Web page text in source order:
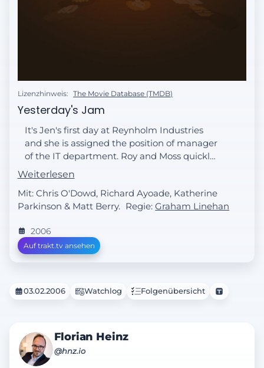
Lizenzhinweis: The Movie Database (TMDB)
Yesterday's Jam
It's Jen's first day at Reynholm Industries
and she is assigned the position of manager
of the IT department. Roy and Moss quickly
find out that she has absolutely no
knowledge of computers whatsoever.
Weiterlesen
Mit: Chris O'Dowd, Richard Ayoade, Katherine
Parkinson & Matt Berry. Regie:Graham Linehan
2006
Auf trakt.tv ansehen
03.02.2006 Watchlog Folgenübersicht
Florian Heinz
@hnz.io